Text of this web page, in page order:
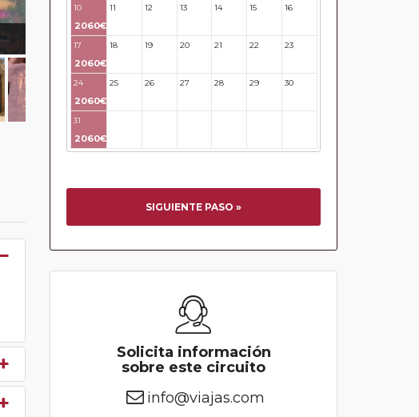
10
2060€
11 12 13 14 15 16
17
2060€
18 19 20 21 22 23
24
2060€
25 26 27 28 29 30
31
2060€
SIGUIENTE PASO »
Solicita información
sobre este circuito
info@viajas.com